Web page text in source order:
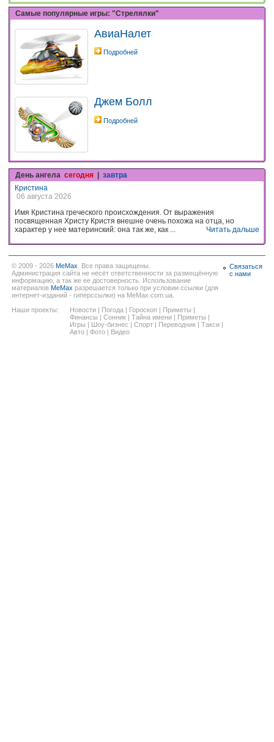
Самые популярные игры: "Стрелялки"
АвиаНалет
Подробней
Джем Болл
Подробней
День ангела сегодня | завтра
Кристина
06 августа 2026
Имя Кристина греческого происхождения. От выражения
посвященная Христу Кристя внешне очень похожа на отца, но
характер у нее материнский: она так же, как ...
Читать дальше
© 2009 - 2026 MeMax. Все права защищены.
Администрация сайта не несёт ответственности за размещённую
информацию, а так же ее достоверность. Использование
материалов MeMax разрешается только при условии ссылки (для
интернет-изданий - гиперссылки) на MeMax.com.ua.
Наши проекты:
Новости Погода Гороскоп Приметы
Финансы
Сонник Тайна имени Приметы
Игры
Шоу-бизнес Спорт Переводчик Такси
Авто
Фото Видео
Связаться
с нами